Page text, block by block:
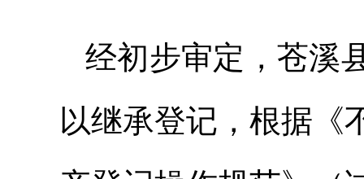
经初步审定，苍溪
以继承登记，根据《